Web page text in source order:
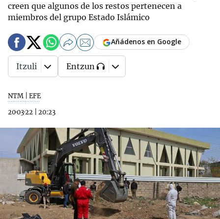
creen que algunos de los restos pertenecen a
miembros del grupo Estado Islámico
NTM | EFE
20·03·22
20:23
Añádenos en Google
Itzuli Entzun